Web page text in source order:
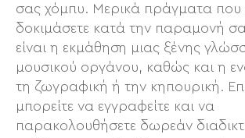
σας χόμπυ. Μερικά πράγματα που
δοκιμάσετε κατά την παραμονή
είναι η εκμάθηση μιας ξένης
μουσικού οργάνου, καθώς και η
τη ζωγραφική ή την κηπουρική.
μπορείτε να εγγραφείτε και να
παρακολουθήσετε δωρεάν